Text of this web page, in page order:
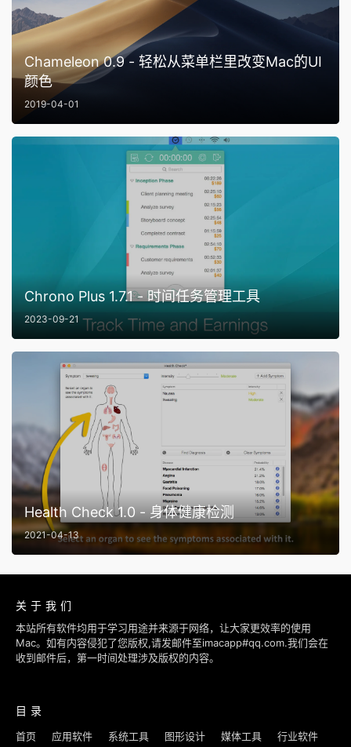
Chameleon 0.9 - 轻松从菜单栏里改变Mac的UI
颜色
2019-04-01
Chrono Plus 1.7.1 - 时间任务管理工具
2023-09-21
Health Check 1.0 - 身体健康检测
2021-04-13
关于我们
本站所有软件均用于学习用途并来源于网络，让大家更效率的使用
Mac。如有内容侵犯了您版权,请发邮件至imacapp#qq.com.我们会在
收到邮件后，第一时间处理涉及版权的内容。
目录
首页 应用软件 系统工具 图形设计 媒体工具 行业软件